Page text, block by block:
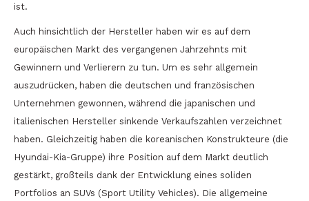
ist.
Auch hinsichtlich der Hersteller haben wir es auf dem
europäischen Markt des vergangenen Jahrzehnts mit
Gewinnern und Verlierern zu tun. Um es sehr allgemein
auszudrücken, haben die deutschen und französischen
Unternehmen gewonnen, während die japanischen und
italienischen Hersteller sinkende Verkaufszahlen verzeichnet
haben. Gleichzeitig haben die koreanischen Konstrukteure (die
Hyundai-Kia-Gruppe) ihre Position auf dem Markt deutlich
gestärkt, großteils dank der Entwicklung eines soliden
Portfolios an SUVs (Sport Utility Vehicles). Die allgemeine